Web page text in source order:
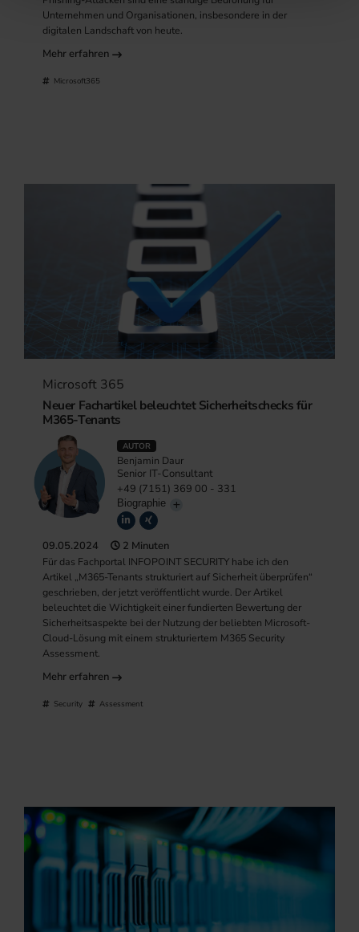
Unternehmen und Organisationen, insbesondere in der
digitalen Landschaft von heute.
Mehr erfahren
Microsoft365
Microsoft 365
Neuer Fachartikel beleuchtet Sicherheitschecks für
M365-Tenants
AUTOR
Benjamin Daur
Senior IT-Consultant
+49 (7151) 369 00 - 331
Biographie
09.05.2024 2 Minuten
Für das Fachportal INFOPOINT SECURITY habe ich den
Artikel „M365-Tenants strukturiert auf Sicherheit überprüfen“
geschrieben, der jetzt veröffentlicht wurde. Der Artikel
beleuchtet die Wichtigkeit einer fundierten Bewertung der
Sicherheitsaspekte bei der Nutzung der beliebten Microsoft-
Cloud-Lösung mit einem strukturiertem M365 Security
Assessment.
Mehr erfahren
Security Assessment